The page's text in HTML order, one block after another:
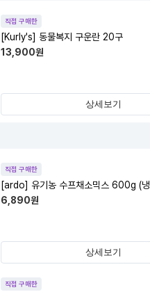
직접 구매한
[Kurly's] 동물복지 구운란 20구
13,900원
상세보기
직접 구매한
[ardo] 유기농 수프채소믹스 600g (
6,890원
상세보기
직접 구매한